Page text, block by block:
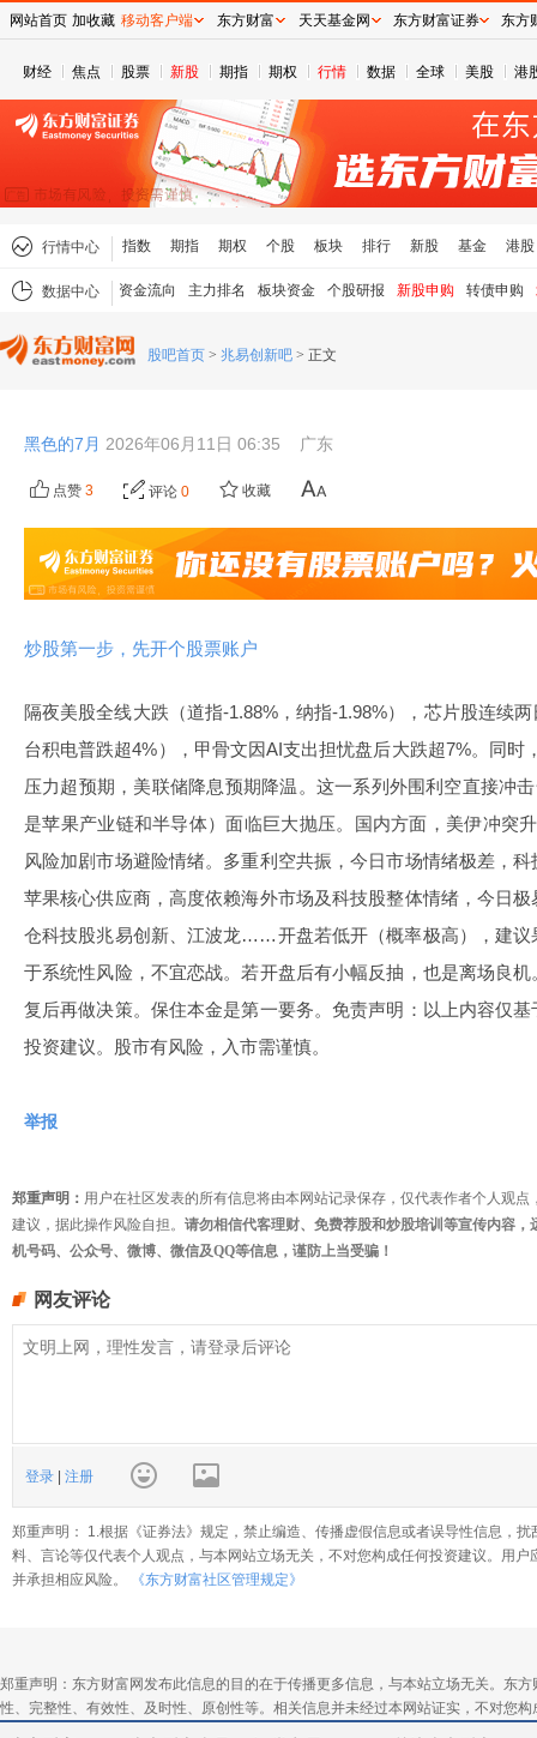
财经 焦点 股票 新股 期指 期权 行情 数据 全球 美股 港
行情中心 指数 期指 期权 个股 板块 排行 新股 基金 港股
数据中心 资金流向 主力排名 板块资金 个股研报 新股申购 转债申购
股吧首页 > 兆易创新吧 > 正文
黑色的7月 2026年06月11日 06:35 广东
点赞 3 评论 0 收藏
炒股第一步，先开个股票账户
隔夜美股全线大跌（道指-1.88%，纳指-1.98%），芯片股连续
台积电普跌超4%），甲骨文因AI支出担忧盘后大跌超7%。同时
压力超预期，美联储降息预期降温。这一系列外围利空直接冲
是苹果产业链和半导体）面临巨大抛压。国内方面，美伊冲突
风险加剧市场避险情绪。多重利空共振，今日市场情绪极差，
苹果核心供应商，高度依赖海外市场及科技股整体情绪，今日
仓科技股兆易创新、江波龙……开盘若低开（概率极高），建议
于系统性风险，不宜恋战。若开盘后有小幅反抽，也是离场良
复后再做决策。保住本金是第一要务。免责声明：以上内容仅
投资建议。股市有风险，入市需谨慎。
举报
郑重声明： 用户在社区发表的所有信息将由本网站记录保存，仅代表作者个人观
建议，据此操作风险自担。 请勿相信代客理财、免费荐股和炒股培训等宣传内容
机号码、公众号、微博、微信及QQ等信息，谨防上当受骗！
网友评论
登录 注册
郑重声明： 1.根据《证券法》规定，禁止编造、传播虚假信息或者误导性信息，
料、言论等仅代表个人观点，与本网站立场无关，不对您构成任何投资建议。用
并承担相应风险。
《东方财富社区管理规定》
郑重声明：东方财富网发布此信息的目的在于传播更多信息，与本站立场无关。东
性、完整性、有效性、及时性、原创性等。相关信息并未经过本网站证实，不对您
网站首页 加收藏 移动客户端 东方财富 天天基金网 东方财富证券 东方